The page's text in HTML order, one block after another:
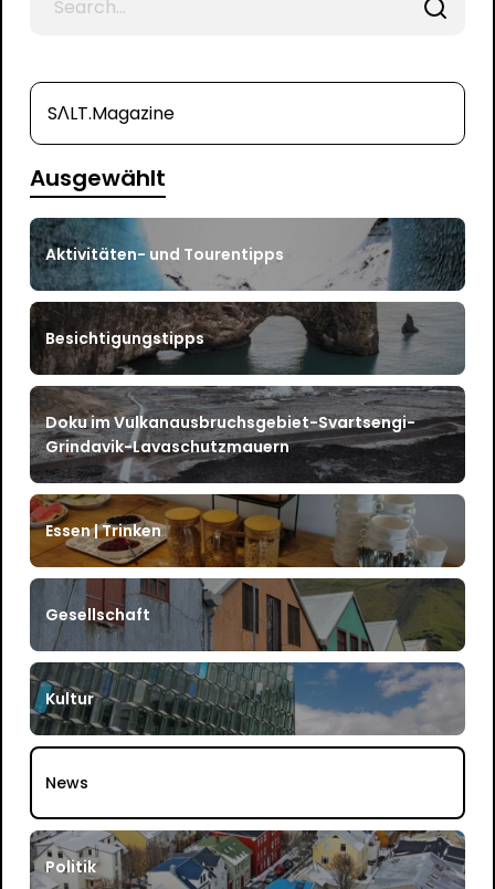
SΛLT.Magazine
Ausgewählt
Aktivitäten- und Tourentipps
Besichtigungstipps
Doku im Vulkanausbruchsgebiet-Svartsengi-
Grindavik-Lavaschutzmauern
Essen | Trinken
Gesellschaft
Kultur
News
Politik